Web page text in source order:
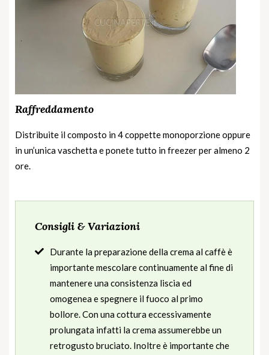
Raffreddamento
Distribuite il composto in 4 coppette monoporzione oppure
in un’unica vaschetta e ponete tutto in freezer per almeno 2
ore.
Consigli & Variazioni
Durante la preparazione della crema al caffè è
importante mescolare continuamente al fine di
mantenere una consistenza liscia ed
omogenea e spegnere il fuoco al primo
bollore. Con una cottura eccessivamente
prolungata infatti la crema assumerebbe un
retrogusto bruciato. Inoltre è importante che